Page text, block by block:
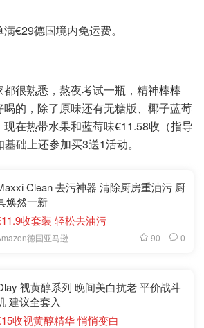
€29德国境内免运费。
都很熟悉，熬夜考试一瓶，精神棒棒
的，除了原味还有无糖版、椰子蓝莓
在热带水果和蓝莓味€11.58收（指导
础上还参加买3送1活动。
Clean 去污神器 清除厨房重油污 厨
焕然一新
收套装 轻松去油污
德国亚马逊 90 0
视黄醇系列 晚间美白抗老 平价战斗
建议全套入
收视黄醇精华 悄悄变白